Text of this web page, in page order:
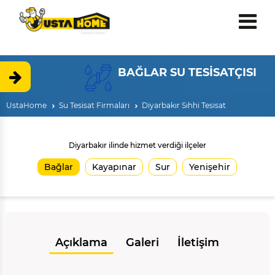
BAĞLAR SU TESİSATÇISI
UstaHome Su Tesisat Firmaları Diyarbakır Sıhhi Tesisat
Diyarbakır ilinde hizmet verdiği ilçeler
Bağlar Kayapınar Sur Yenişehir
Açıklama Galeri İletişim